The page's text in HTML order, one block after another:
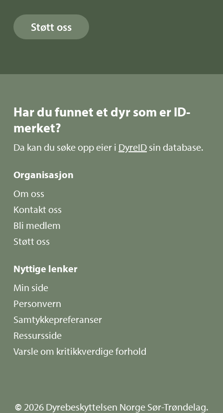
Støtt oss
Har du funnet et dyr som er ID-
merket?
Da kan du søke opp eier i DyreID sin database.
Organisasjon
Om oss
Kontakt oss
Bli medlem
Støtt oss
Nyttige lenker
Min side
Personvern
Samtykkepreferanser
Ressursside
Varsle om kritikkverdige forhold
© 2026Dyrebeskyttelsen Norge Sør-Trøndelag.